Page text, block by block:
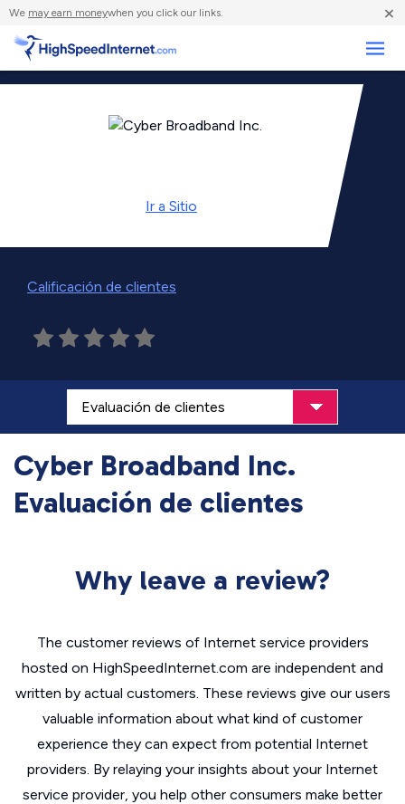
We may earn moneywhen you click our links. ×
Ir a Sitio
Calificación de clientes
Cyber Broadband Inc.
Evaluación de clientes
Why leave a review?
The customer reviews of Internet service providers
hosted on HighSpeedInternet.com are independent and
written by actual customers. These reviews give our users
valuable information about what kind of customer
experience they can expect from potential Internet
providers. By relaying your insights about your Internet
service provider, you help other consumers make better